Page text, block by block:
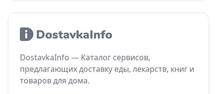
DostavkaInfo — Каталог сервисов,
предлагающих доставку еды, лекарств, книг и
товаров для дома.